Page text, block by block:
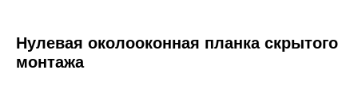
Нулевая околооконная планка скрытого
монтажа